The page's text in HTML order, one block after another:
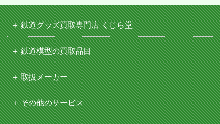
鉄道グッズ買取専門店 くじら堂
鉄道模型の買取品目
取扱メーカー
その他のサービス